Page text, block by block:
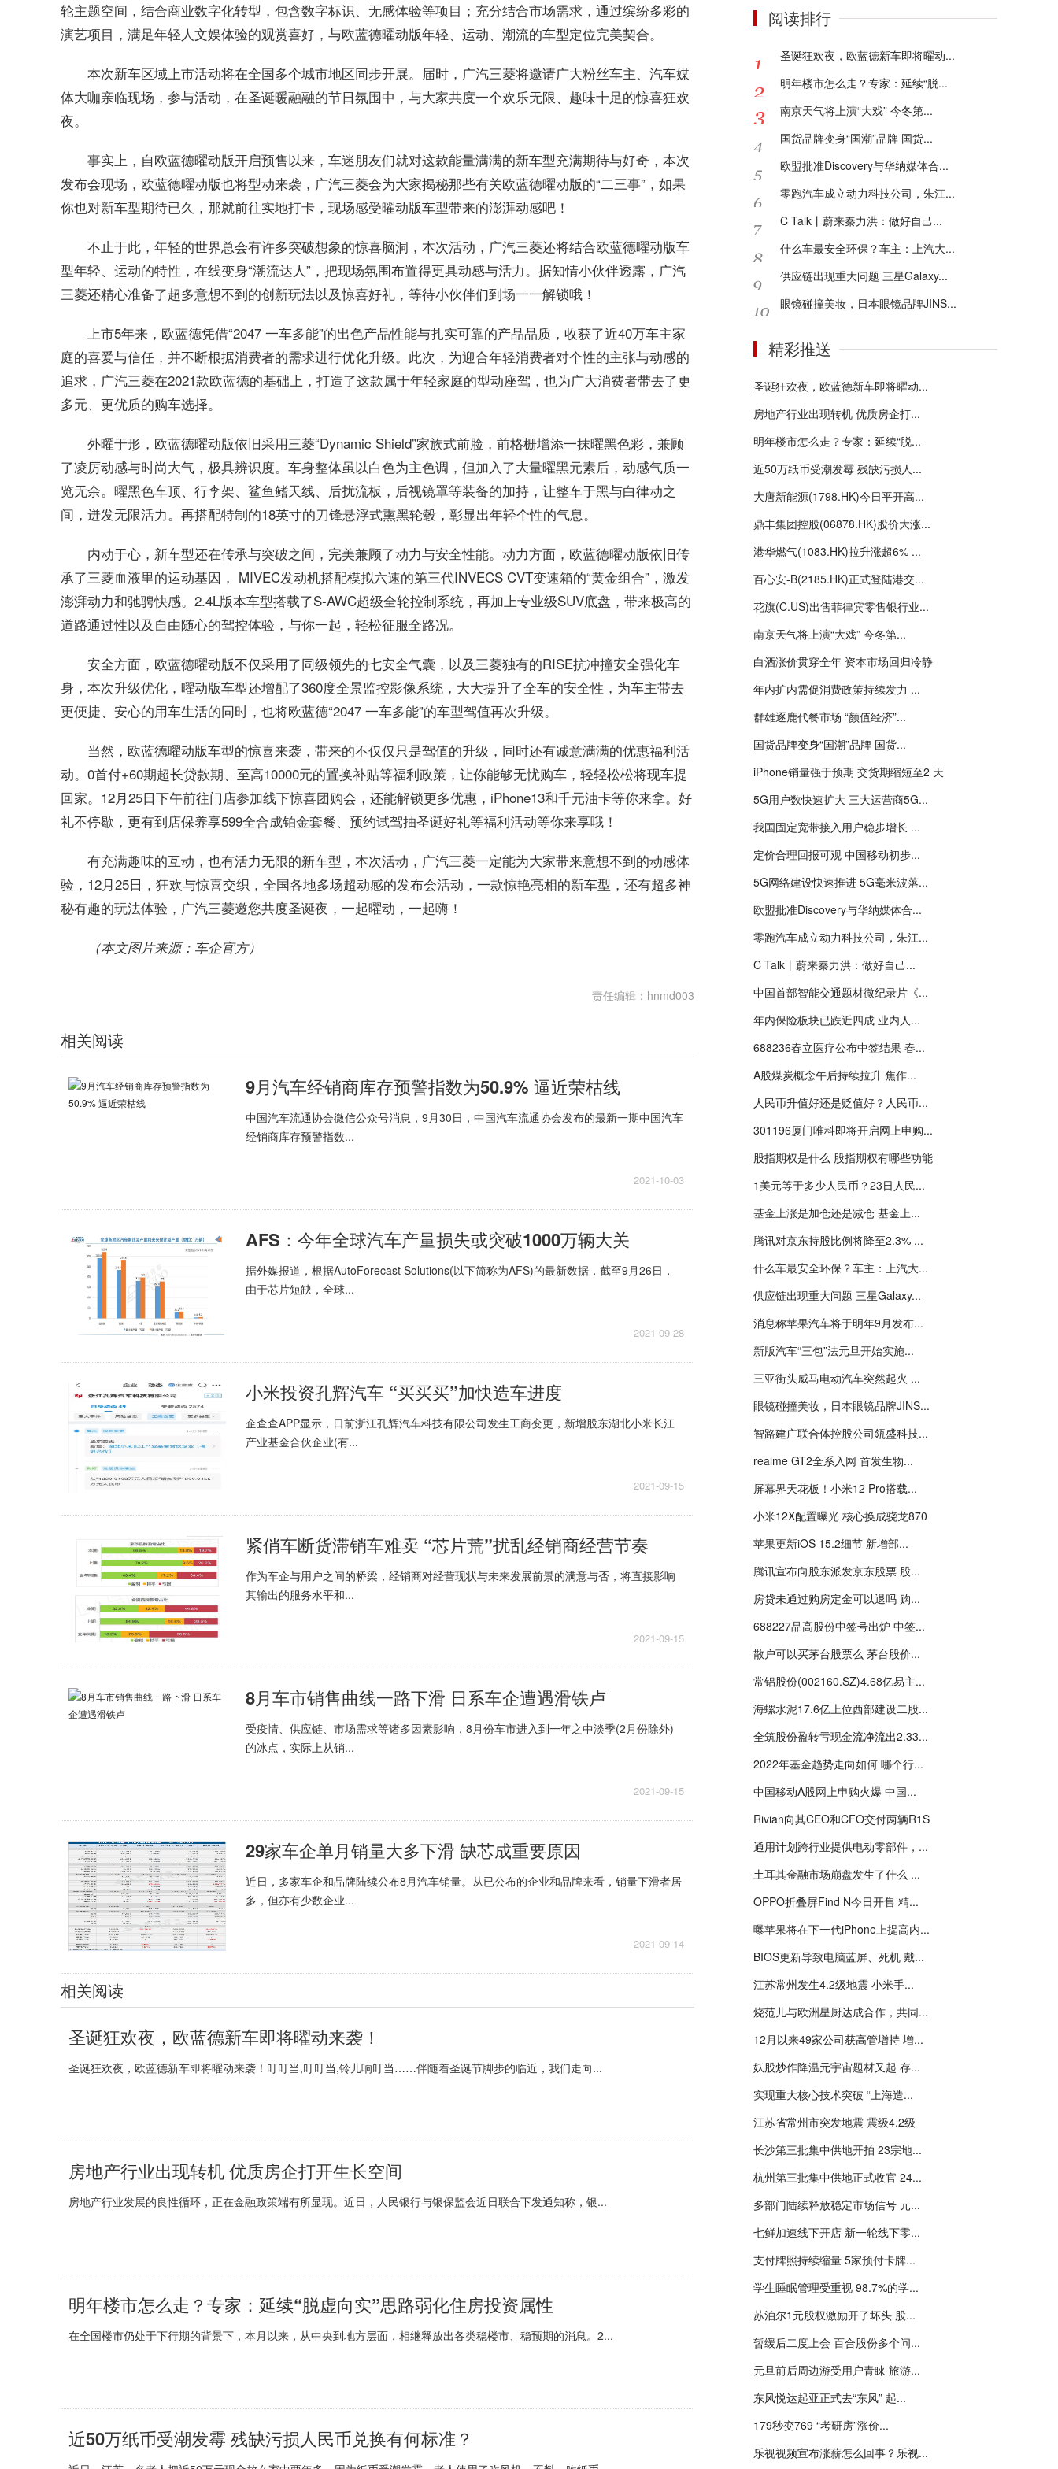
轮主题空间，结合商业数字化转型，包含数字标识、无感体验等项目；充分结合市场需求，通过缤纷多彩的
演艺项目，满足年轻人文娱体验的观赏喜好，与欧蓝德曜动版年轻、运动、潮流的车型定位完美契合。
本次新车区域上市活动将在全国多个城市地区同步开展。届时，广汽三菱将邀请广大粉丝车主、汽车媒
体大咖亲临现场，参与活动，在圣诞暖融融的节日氛围中，与大家共度一个欢乐无限、趣味十足的惊喜狂欢
夜。
事实上，自欧蓝德曜动版开启预售以来，车迷朋友们就对这款能量满满的新车型充满期待与好奇，本次
发布会现场，欧蓝德曜动版也将型动来袭，广汽三菱会为大家揭秘那些有关欧蓝德曜动版的“二三事”，如果
你也对新车型期待已久，那就前往实地打卡，现场感受曜动版车型带来的澎湃动感吧！
不止于此，年轻的世界总会有许多突破想象的惊喜脑洞，本次活动，广汽三菱还将结合欧蓝德曜动版车
型年轻、运动的特性，在线变身“潮流达人”，把现场氛围布置得更具动感与活力。据知情小伙伴透露，广汽
三菱还精心准备了超多意想不到的创新玩法以及惊喜好礼，等待小伙伴们到场一一解锁哦！
上市5年来，欧蓝德凭借“2047 一车多能”的出色产品性能与扎实可靠的产品品质，收获了近40万车主家
庭的喜爱与信任，并不断根据消费者的需求进行优化升级。此次，为迎合年轻消费者对个性的主张与动感的
追求，广汽三菱在2021款欧蓝德的基础上，打造了这款属于年轻家庭的型动座驾，也为广大消费者带去了更
多元、更优质的购车选择。
外曜于形，欧蓝德曜动版依旧采用三菱“Dynamic Shield”家族式前脸，前格栅增添一抹曜黑色彩，兼顾
了凌厉动感与时尚大气，极具辨识度。车身整体虽以白色为主色调，但加入了大量曜黑元素后，动感气质一
览无余。曜黑色车顶、行李架、鲨鱼鳍天线、后扰流板，后视镜罩等装备的加持，让整车于黑与白律动之
间，迸发无限活力。再搭配特制的18英寸的刀锋悬浮式熏黑轮毂，彰显出年轻个性的气息。
内动于心，新车型还在传承与突破之间，完美兼顾了动力与安全性能。动力方面，欧蓝德曜动版依旧传
承了三菱血液里的运动基因， MIVEC发动机搭配模拟六速的第三代INVECS CVT变速箱的“黄金组合”，激发
澎湃动力和驰骋快感。2.4L版本车型搭载了S-AWC超级全轮控制系统，再加上专业级SUV底盘，带来极高的
道路通过性以及自由随心的驾控体验，与你一起，轻松征服全路况。
安全方面，欧蓝德曜动版不仅采用了同级领先的七安全气囊，以及三菱独有的RISE抗冲撞安全强化车
身，本次升级优化，曜动版车型还增配了360度全景监控影像系统，大大提升了全车的安全性，为车主带去
更便捷、安心的用车生活的同时，也将欧蓝德“2047 一车多能”的车型驾值再次升级。
当然，欧蓝德曜动版车型的惊喜来袭，带来的不仅仅只是驾值的升级，同时还有诚意满满的优惠福利活
动。0首付+60期超长贷款期、至高10000元的置换补贴等福利政策，让你能够无忧购车，轻轻松松将现车提
回家。12月25日下午前往门店参加线下惊喜团购会，还能解锁更多优惠，iPhone13和千元油卡等你来拿。好
礼不停歇，更有到店保养享599全合成铂金套餐、预约试驾抽圣诞好礼等福利活动等你来享哦！
有充满趣味的互动，也有活力无限的新车型，本次活动，广汽三菱一定能为大家带来意想不到的动感体
验，12月25日，狂欢与惊喜交织，全国各地多场超动感的发布会活动，一款惊艳亮相的新车型，还有超多神
秘有趣的玩法体验，广汽三菱邀您共度圣诞夜，一起曜动，一起嗨！
（本文图片来源：车企官方）
责任编辑：hnmd003
相关阅读
9月汽车经销商库存预警指数为50.9% 逼近荣枯线
中国汽车流通协会微信公众号消息，9月30日，中国汽车流通协会发布的最新一期中国汽车
经销商库存预警指数...
2021-10-03
AFS：今年全球汽车产量损失或突破1000万辆大关
据外媒报道，根据AutoForecast Solutions(以下简称为AFS)的最新数据，截至9月26日，
由于芯片短缺，全球...
2021-09-28
小米投资孔辉汽车 “买买买”加快造车进度
企查查APP显示，日前浙江孔辉汽车科技有限公司发生工商变更，新增股东湖北小米长江
产业基金合伙企业(有...
2021-09-15
紧俏车断货滞销车难卖 “芯片荒”扰乱经销商经营节奏
作为车企与用户之间的桥梁，经销商对经营现状与未来发展前景的满意与否，将直接影响
其输出的服务水平和...
2021-09-15
8月车市销售曲线一路下滑 日系车企遭遇滑铁卢
受疫情、供应链、市场需求等诸多因素影响，8月份车市进入到一年之中淡季(2月份除外)
的冰点，实际上从销...
2021-09-15
29家车企单月销量大多下滑 缺芯成重要原因
近日，多家车企和品牌陆续公布8月汽车销量。从已公布的企业和品牌来看，销量下滑者居
多，但亦有少数企业...
2021-09-14
相关阅读
圣诞狂欢夜，欧蓝德新车即将曜动来袭！
圣诞狂欢夜，欧蓝德新车即将曜动来袭！叮叮当,叮叮当,铃儿响叮当……伴随着圣诞节脚步的临近，我们走向...
房地产行业出现转机 优质房企打开生长空间
房地产行业发展的良性循环，正在金融政策端有所显现。近日，人民银行与银保监会近日联合下发通知称，银...
明年楼市怎么走？专家：延续“脱虚向实”思路弱化住房投资属性
在全国楼市仍处于下行期的背景下，本月以来，从中央到地方层面，相继释放出各类稳楼市、稳预期的消息。2...
近50万纸币受潮发霉 残缺污损人民币兑换有何标准？
阅读排行
圣诞狂欢夜，欧蓝德新车即将曜动...
明年楼市怎么走？专家：延续“脱...
南京天气将上演“大戏” 今冬第...
国货品牌变身“国潮”品牌 国货...
欧盟批准Discovery与华纳媒体合...
零跑汽车成立动力科技公司，朱江...
C Talk丨蔚来秦力洪：做好自己...
什么车最安全环保？车主：上汽大...
供应链出现重大问题 三星Galaxy...
眼镜碰撞美妆，日本眼镜品牌JINS...
精彩推送
圣诞狂欢夜，欧蓝德新车即将曜动...
房地产行业出现转机 优质房企打...
明年楼市怎么走？专家：延续“脱...
近50万纸币受潮发霉 残缺污损人...
大唐新能源(1798.HK)今日平开高...
鼎丰集团控股(06878.HK)股价大涨...
港华燃气(1083.HK)拉升涨超6% ...
百心安-B(2185.HK)正式登陆港交...
花旗(C.US)出售菲律宾零售银行业...
南京天气将上演“大戏” 今冬第...
白酒涨价贯穿全年 资本市场回归冷静
年内扩内需促消费政策持续发力 ...
群雄逐鹿代餐市场 “颜值经济”...
国货品牌变身“国潮”品牌 国货...
iPhone销量强于预期 交货期缩短至2 天
5G用户数快速扩大 三大运营商5G...
我国固定宽带接入用户稳步增长 ...
定价合理回报可观 中国移动初步...
5G网络建设快速推进 5G毫米波落...
欧盟批准Discovery与华纳媒体合...
零跑汽车成立动力科技公司，朱江...
C Talk丨蔚来秦力洪：做好自己...
中国首部智能交通题材微纪录片《...
年内保险板块已跌近四成 业内人...
688236春立医疗公布中签结果 春...
A股煤炭概念午后持续拉升 焦作...
人民币升值好还是贬值好？人民币...
301196厦门唯科即将开启网上申购...
股指期权是什么 股指期权有哪些功能
1美元等于多少人民币？23日人民...
基金上涨是加仓还是减仓 基金上...
腾讯对京东持股比例将降至2.3% ...
什么车最安全环保？车主：上汽大...
供应链出现重大问题 三星Galaxy...
消息称苹果汽车将于明年9月发布...
新版汽车“三包”法元旦开始实施...
三亚街头威马电动汽车突然起火 ...
眼镜碰撞美妆，日本眼镜品牌JINS...
智路建广联合体控股公司瓴盛科技...
realme GT2全系入网 首发生物...
屏幕界天花板！小米12 Pro搭载...
小米12X配置曝光 核心换成骁龙870
苹果更新iOS 15.2细节 新增部...
腾讯宣布向股东派发京东股票 股...
房贷未通过购房定金可以退吗 购...
688227品高股份中签号出炉 中签...
散户可以买茅台股票么 茅台股价...
常铝股份(002160.SZ)4.68亿易主...
海螺水泥17.6亿上位西部建设二股...
全筑股份盈转亏现金流净流出2.33...
2022年基金趋势走向如何 哪个行...
中国移动A股网上申购火爆 中国...
Rivian向其CEO和CFO交付两辆R1S
通用计划跨行业提供电动零部件，...
土耳其金融市场崩盘发生了什么 ...
OPPO折叠屏Find N今日开售 精...
曝苹果将在下一代iPhone上提高内...
BIOS更新导致电脑蓝屏、死机 戴...
江苏常州发生4.2级地震 小米手...
烧范儿与欧洲星厨达成合作，共同...
12月以来49家公司获高管增持 增...
妖股炒作降温元宇宙题材又起 存...
实现重大核心技术突破 “上海造...
江苏省常州市突发地震 震级4.2级
长沙第三批集中供地开拍 23宗地...
杭州第三批集中供地正式收官 24...
多部门陆续释放稳定市场信号 元...
七鲜加速线下开店 新一轮线下零...
支付牌照持续缩量 5家预付卡牌...
学生睡眠管理受重视 98.7%的学...
苏泊尔1元股权激励开了坏头 股...
暂缓后二度上会 百合股份多个问...
元旦前后周边游受用户青睐 旅游...
东风悦达起亚正式去“东风” 起...
179秒变769 “考研房”涨价...
乐视视频宣布涨薪怎么回事？乐视...